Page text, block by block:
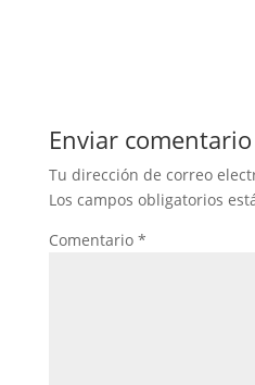
Enviar comentario
Tu dirección de correo
Los campos obligatorios
Comentario *